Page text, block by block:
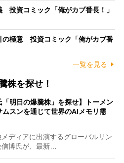
投資コミック「俺がカブ番長！」
の極意 投資コミック「俺がカブ番
一覧を見る
株を探せ！
「明日の爆騰株」を探せ】トーメン
ムスンを通じて世界のAIメモリ需
ディアに出演するグローバルリン
博氏が、最新…